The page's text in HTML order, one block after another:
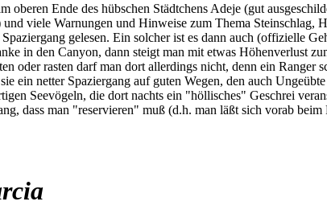
Ende des hübschen Städtchens Adeje (gut
viele Warnungen und Hinweise zum Thema
gelesen. Ein solcher ist es dann auch (offizielle
in den Canyon, dann steigt man mit etwas Höhenverlust
oder rasten darf man dort allerdings nicht, denn ein
ein netter Spaziergang auf guten Wegen, den auch
Seevögeln, die dort nachts ein "höllisches" Geschrei
dass man "reservieren" muß (d.h. man läßt sich vorab